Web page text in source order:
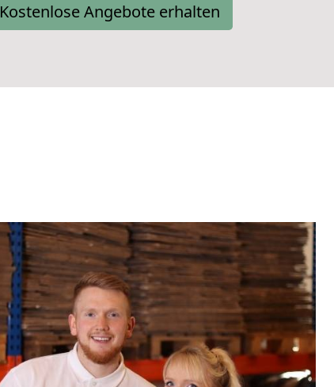
Kostenlose Angebote erhalten